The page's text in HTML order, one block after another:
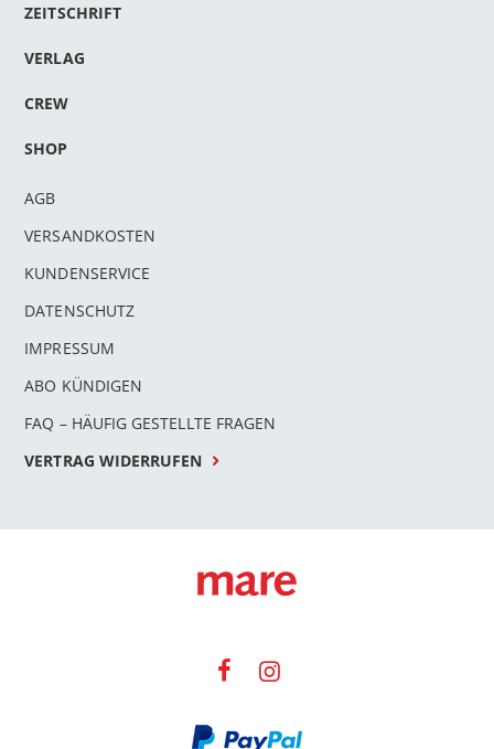
ZEITSCHRIFT
VERLAG
CREW
SHOP
AGB
VERSANDKOSTEN
KUNDENSERVICE
DATENSCHUTZ
IMPRESSUM
ABO KÜNDIGEN
FAQ – HÄUFIG GESTELLTE FRAGEN
VERTRAG WIDERRUFEN